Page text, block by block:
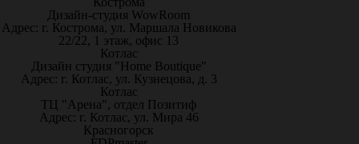
Дизайн-студия WowRoom
Адрес: г. Кострома, ул. Маршала Новикова
22/22, 1 этаж, офис 13
Котлас
Дизайн студия "Home Boutique"
Адрес: г. Котлас, ул. Кузнецова, д. 3
Котлас
ТЦ "Арена", отдел Позитиф
Адрес: г. Котлас, ул. Мира 46
Красногорск